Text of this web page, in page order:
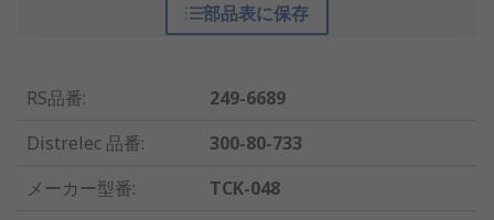
部品表に保存
RS品番:
249-6689
Distrelec 品番:
300-80-733
メーカー型番:
TCK-048